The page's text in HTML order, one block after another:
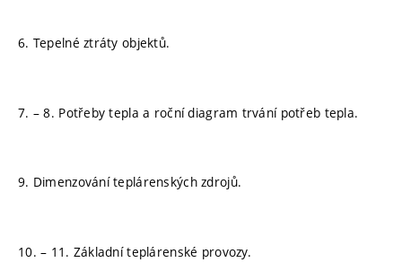
6. Tepelné ztráty objektů.
7. – 8. Potřeby tepla a roční diagram trvání potřeb tepla.
9. Dimenzování teplárenských zdrojů.
10. – 11. Základní teplárenské provozy.